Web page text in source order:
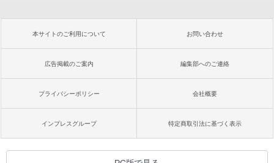
本サイトのご利用について お問い合わせ
広告掲載のご案内 編集部へのご連絡
プライバシーポリシー 会社概要
インプレスグループ 特定商取引法に基づく表示